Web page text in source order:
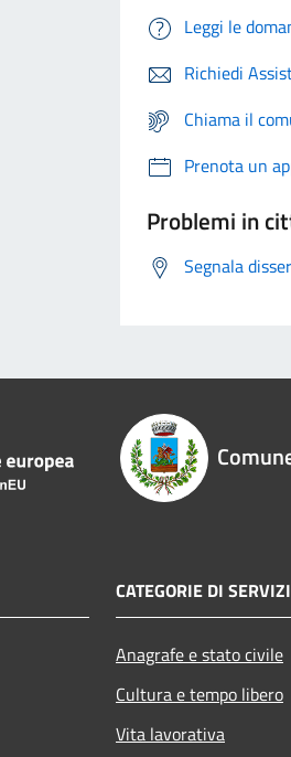
Leggi le
Richiedi
Chiama il
Prenota un
Problemi in
Segnala
CATEGORIE DI
Anagrafe e stato civile
Cultura e tempo libero
Vita lavorativa